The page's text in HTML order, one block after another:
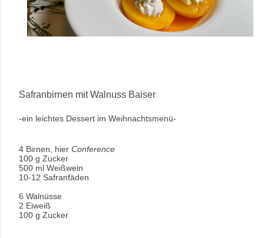
Safranbirnen mit Walnuss Baiser
-ein leichtes Dessert im Weihnachtsmenü-
4 Birnen, hier Conference
100 g Zucker
500 ml Weißwein
10-12 Safranfäden
6 Walnüsse
2 Eiweiß
100 g Zucker